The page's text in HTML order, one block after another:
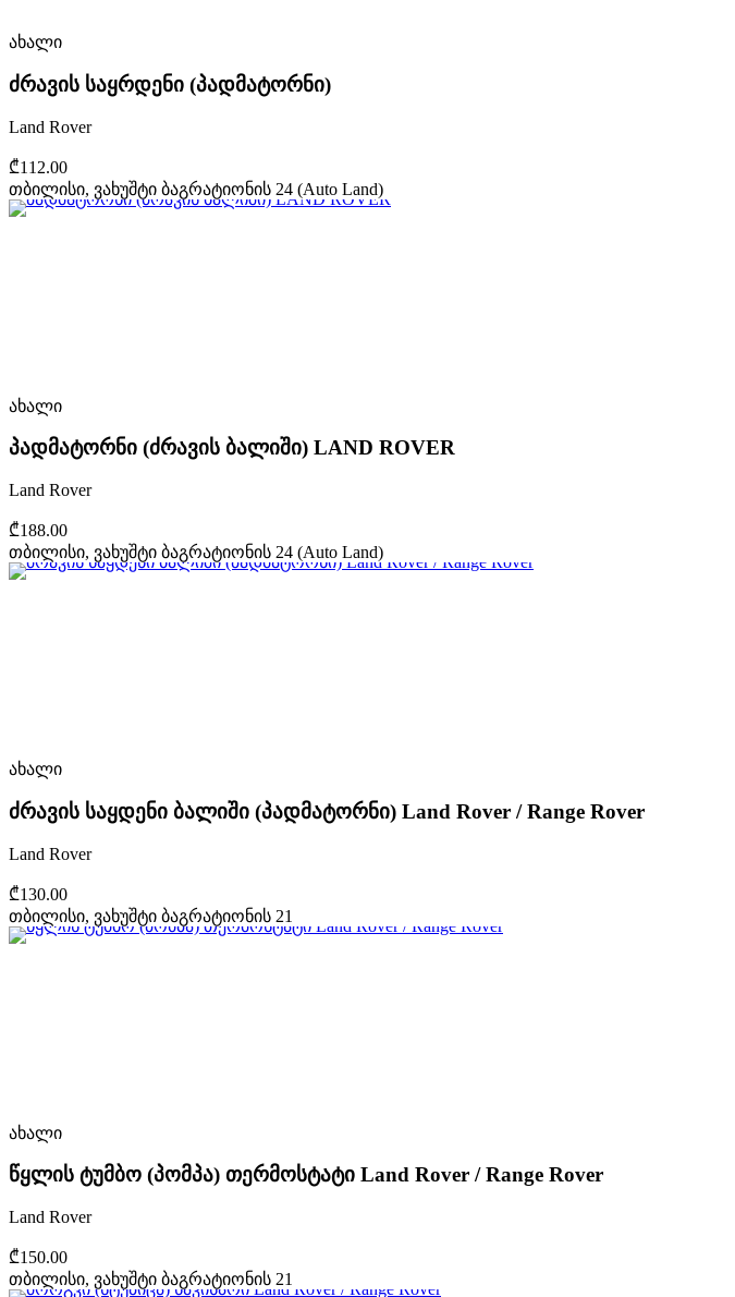
ახალი
ძრავის საყრდენი (პადმატორნი)
Land Rover
₾112.00
თბილისი, ვახუშტი ბაგრატიონის 24 (Auto Land)
ახალი
პადმატორნი (ძრავის ბალიში) LAND ROVER
Land Rover
₾188.00
თბილისი, ვახუშტი ბაგრატიონის 24 (Auto Land)
ახალი
ძრავის საყდენი ბალიში (პადმატორნი) Land Rover / Range Rover
Land Rover
₾130.00
თბილისი, ვახუშტი ბაგრატიონის 21
ახალი
წყლის ტუმბო (პომპა) თერმოსტატი Land Rover / Range Rover
Land Rover
₾150.00
თბილისი, ვახუშტი ბაგრატიონის 21